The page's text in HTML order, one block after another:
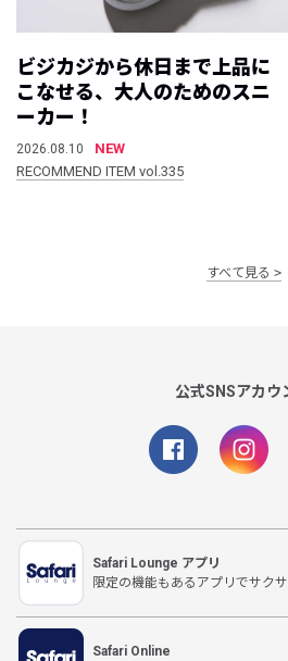
ビジカジから休日まで上品に
こなせる、大人のためのスニ
ーカー！
2026.08.10
NEW
RECOMMEND ITEM vol.335
すべて見る
公式SNSアカウ
Safari Lounge アプリ
限定の機能もあるアプリでサク
Safari Online